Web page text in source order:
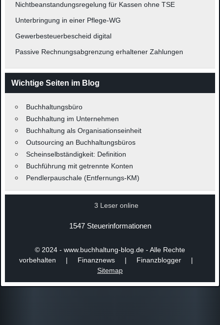
Nichtbeanstandungsregelung für Kassen ohne TSE
Unterbringung in einer Pflege-WG
Gewerbesteuerbescheid digital
Passive Rechnungsabgrenzung erhaltener Zahlungen
Wichtige Seiten im Blog
Buchhaltungsbüro
Buchhaltung im Unternehmen
Buchhaltung als Organisationseinheit
Outsourcing an Buchhaltungsbüros
Scheinselbständigkeit: Definition
Buchführung mit getrennte Konten
Pendlerpauschale (Entfernungs-KM)
3 Leser online
1547 Steuerinformationen
© 2024 - www.buchhaltung-blog.de - Alle Rechte
vorbehalten | Finanznews | Finanzblogger |
Sitemap